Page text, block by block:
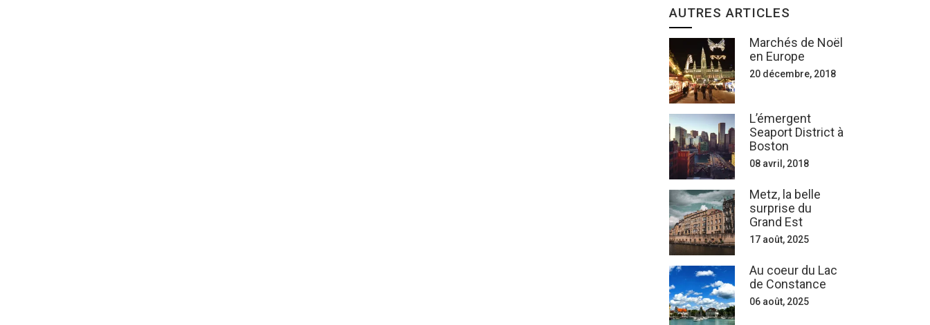
AUTRES ARTICLES
Marchés de Noël
en Europe
20 décembre, 2018
L’émergent
Seaport District à
Boston
08 avril, 2018
Metz, la belle
surprise du
Grand Est
17 août, 2025
Au coeur du Lac
de Constance
06 août, 2025